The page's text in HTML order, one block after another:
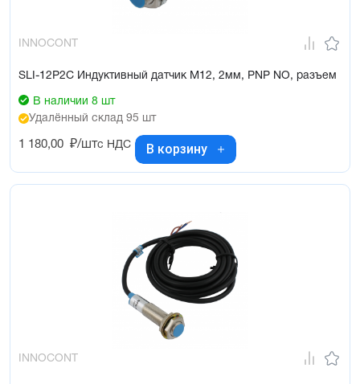
INNOCONT
SLI-12P2C Индуктивный датчик М12, 2мм, PNP NO, разъем
В наличии 8 шт
Удалённый склад 95 шт
1 180,00 ₽/штс НДС В корзину
INNOCONT